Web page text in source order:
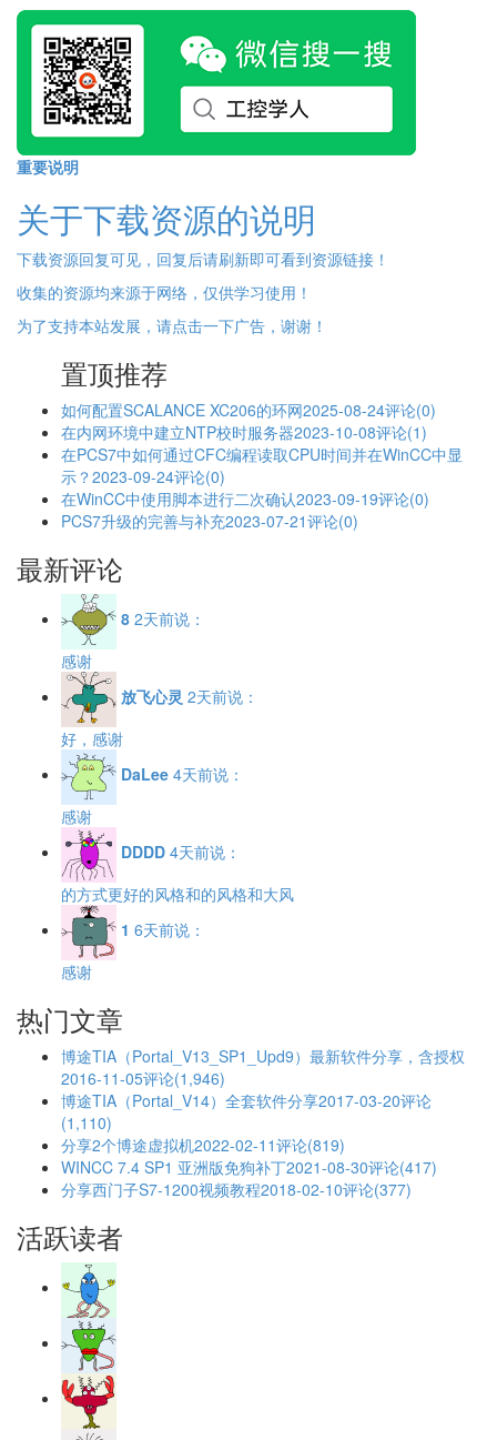
重要说明
关于下载资源的说明
下载资源回复可见，回复后请刷新即可看到资源链接！
收集的资源均来源于网络，仅供学习使用！
为了支持本站发展，请点击一下广告，谢谢！
置顶推荐
如何配置SCALANCE XC206的环网2025-08-24评论(0)
在内网环境中建立NTP校时服务器2023-10-08评论(1)
在PCS7中如何通过CFC编程读取CPU时间并在WinCC中显
示？2023-09-24评论(0)
在WinCC中使用脚本进行二次确认2023-09-19评论(0)
PCS7升级的完善与补充2023-07-21评论(0)
最新评论
8 2天前说：
感谢
放飞心灵 2天前说：
好，感谢
DaLee 4天前说：
感谢
DDDD 4天前说：
的方式更好的风格和的风格和大风
1 6天前说：
感谢
热门文章
博途TIA（Portal_V13_SP1_Upd9）最新软件分享，含授权
2016-11-05评论(1,946)
博途TIA（Portal_V14）全套软件分享2017-03-20评论
(1,110)
分享2个博途虚拟机2022-02-11评论(819)
WINCC 7.4 SP1 亚洲版免狗补丁2021-08-30评论(417)
分享西门子S7-1200视频教程2018-02-10评论(377)
活跃读者